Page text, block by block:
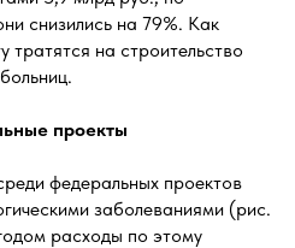
снизились на 79%. Как
тратятся на строительство
проекты
федеральных проектов
заболеваниями (рис.
расходы по этому